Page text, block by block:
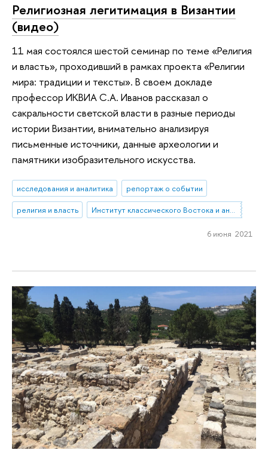
Религиозная легитимация в Византии
(видео)
11 мая состоялся шестой семинар по теме «Религия
и власть», проходивший в рамках проекта «Религии
мира: традиции и тексты». В своем докладе
профессор ИКВИА С.А. Иванов рассказал о
сакральности светской власти в разные периоды
истории Византии, внимательно анализируя
письменные источники, данные археологии и
памятники изобразительного искусства.
исследования и аналитика
репортаж о событии
религия и власть
Институт классического Востока и античности
6 июня 2021